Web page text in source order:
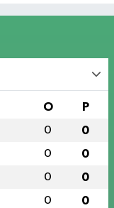
O P
0 0
0 0
0 0
0 0